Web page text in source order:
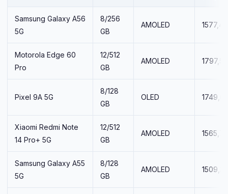
Samsung Galaxy A56
5G
8/256
GB
AMOLED 1577,41
Motorola Edge 60
Pro
12/512
GB
AMOLED
Pixel 9A 5G
8/128
GB
OLED
Xiaomi Redmi Note
14 Pro+ 5G
12/512
GB
AMOLED
Samsung Galaxy A55
5G
8/128
GB
AMOLED